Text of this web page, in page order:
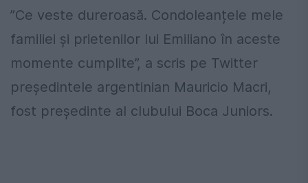
”Ce veste dureroasă. Condoleanțele mele
familiei și prietenilor lui Emiliano în aceste
momente cumplite”, a scris pe Twitter
președintele argentinian Mauricio Macri,
fost președinte al clubului Boca Juniors.